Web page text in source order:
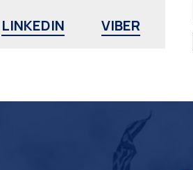
LINKEDIN VIBER